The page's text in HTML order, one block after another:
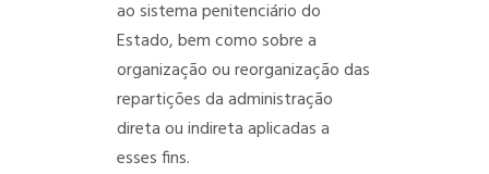
ao sistema penitenciário do
Estado, bem como sobre a
organização ou reorganização das
repartições da administração
direta ou indireta aplicadas a
esses fins.